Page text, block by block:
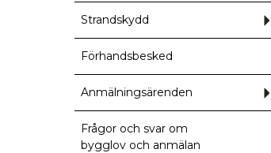
Strandskydd
Förhandsbesked
Anmälningsärenden
Frågor och svar om
bygglov och anmälan